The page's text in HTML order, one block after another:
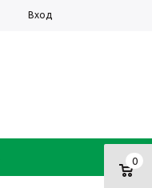
Вход
0